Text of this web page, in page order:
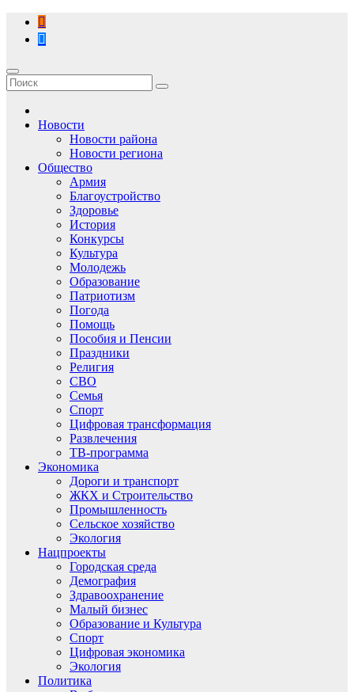
Перейти
содержимому
Новости
Новости района
Новости региона
Общество
Армия
Благоустройство
Здоровье
История
Конкурсы
Культура
Молодежь
Образование
Патриотизм
Погода
Помощь
Пособия и Пенсии
Праздники
Религия
СВО
Семья
Спорт
Цифровая трансформация
Развлечения
ТВ-программа
Экономика
Дороги и транспорт
ЖКХ и Строительство
Промышленность
Сельское хозяйство
Экология
Нацпроекты
Городская среда
Демография
Здравоохранение
Малый бизнес
Образование и Культура
Спорт
Цифровая экономика
Экология
Политика